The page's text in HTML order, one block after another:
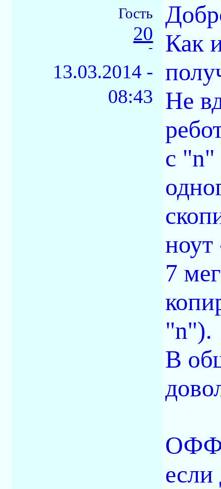
Гость
20
-
13.03.2014 -
08:43
Как
Не
с "n"
ноут
7
"n").
В
ОФФ:
если